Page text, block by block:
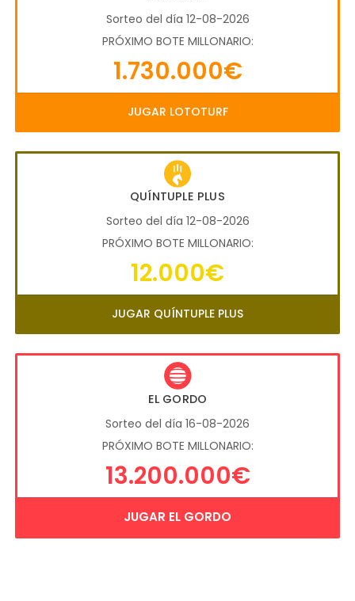
Sorteo del día 12-08-2026
PRÓXIMO BOTE MILLONARIO:
1.730.000€
JUGAR LOTOTURF
QUÍNTUPLE PLUS
Sorteo del día 12-08-2026
PRÓXIMO BOTE MILLONARIO:
12.000€
JUGAR QUÍNTUPLE PLUS
EL GORDO
Sorteo del día 16-08-2026
PRÓXIMO BOTE MILLONARIO:
13.200.000€
JUGAR EL GORDO